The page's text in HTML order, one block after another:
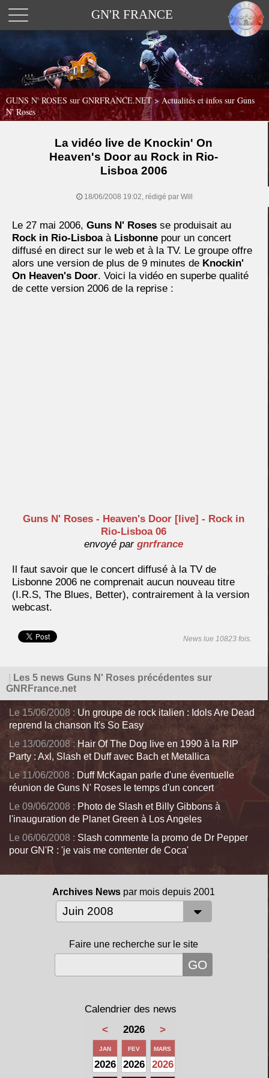
GN'R FRANCE
GUNS N' ROSES sur GNRFRANCE.NET>Actualités et infos sur Guns
N' Roses
La vidéo live de Knockin' On
Heaven's Door au Rock in Rio-
Lisboa 2006
18/06/2008 19:02, rédigé par Will
Le 27 mai 2006, Guns N' Roses se produisait au
Rock in Rio-Lisboa à Lisbonne pour un concert
diffusé en direct sur le web et à la TV. Le groupe offre
alors une version de plus de 9 minutes de Knockin'
On Heaven's Door. Voici la vidéo en superbe qualité
de cette version 2006 de la reprise :
Guns N' Roses - Heaven's Door [live] - Rock in
Rio-Lisboa 06
envoyé pargnrfrance
Il faut savoir que le concert diffusé à la TV de
Lisbonne 2006 ne comprenait aucun nouveau titre
(I.R.S, The Blues, Better), contrairement à la version
webcast.
News lue 10823 fois.
Les 5 news Guns N' Roses précédentes sur
GNRFrance.net
Le 15/06/2008 : Un groupe de rock italien : Idols Are Dead
reprend la chanson It's So Easy
Le 13/06/2008 : Hair Of The Dog live en 1990 à la RIP
Party : Axl, Slash et Duff avec Bach et Metallica
Le 11/06/2008 : Duff McKagan parle d'une éventuelle
réunion de Guns N' Roses le temps d'un concert
Le 09/06/2008 : Photo de Slash et Billy Gibbons à
l'inauguration de Planet Green à Los Angeles
Le 06/06/2008 : Slash commente la promo de Dr Pepper
pour GN'R : 'je vais me contenter de Coca'
Archives News par mois depuis 2001
Faire une recherche sur le site
Calendrier des news
<
2026 >
JAN
2026
FEV
2026
MARS
2026